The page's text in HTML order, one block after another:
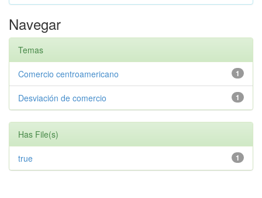
Navegar
Temas
1
Comercio centroamericano
1
Desviación de comercio
Has File(s)
1
true